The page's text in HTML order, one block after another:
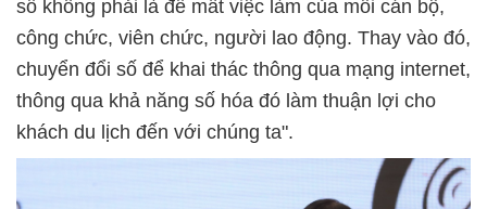
số không phải là để mất việc làm của mỗi cán bộ,
công chức, viên chức, người lao động. Thay vào đó,
chuyển đổi số để khai thác thông qua mạng internet,
thông qua khả năng số hóa đó làm thuận lợi cho
khách du lịch đến với chúng ta".